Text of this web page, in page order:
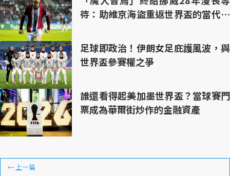
待：助維京海盜重返世界盃的當代神
足球即政治！伊朗女足庇護風波，與
世界盃參賽權之爭
誰還看得起美加墨世界盃？當球賽門
票成為華爾街炒作的金融資產
← 上一篇